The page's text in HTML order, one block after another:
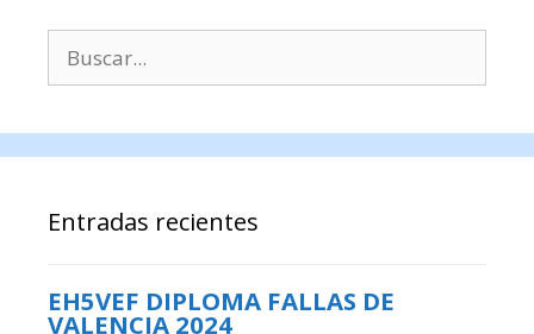
Entradas recientes
EH5VEF DIPLOMA FALLAS DE
VALENCIA 2024